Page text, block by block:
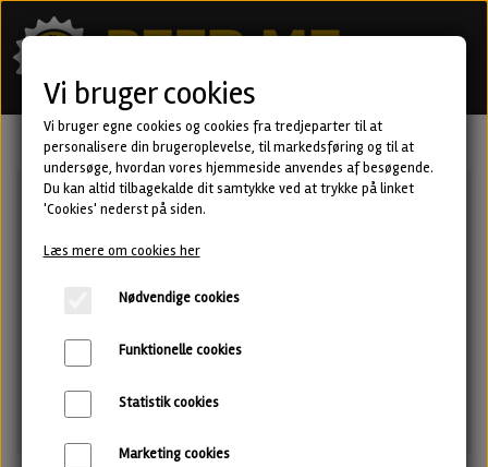
Vi bruger cookies
Vi bruger egne cookies og cookies fra tredjeparter til at
personalisere din brugeroplevelse, til markedsføring og til at
undersøge, hvordan vores hjemmeside anvendes af besøgende.
Du kan altid tilbagekalde dit samtykke ved at trykke på linket
'Cookies' nederst på siden.
Læs mere om cookies her
Nødvendige cookies
Funktionelle cookies
Statistik cookies
Marketing cookies